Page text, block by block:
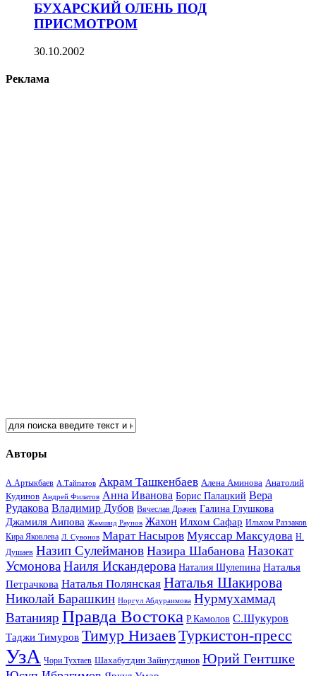
БУХАРСКИЙ ОЛЕНЬ ПОД
ПРИСМОТРОМ
30.10.2002
Реклама
Авторы
А.Артыкбаев А.Тайпатов Акрам Ташкенбаев Алена Аминова Анатолий
Кудинов Андрей Филатов Анна Иванова Борис Палацкий Вера
Рудакова Владимир Дубов Вячеслав Драчев Галина Глушкова
Джамиля Аипова Жамшид Раупов Жахон Илхом Сафар Ильхом Раззаков
Кира Яковлева Л. Сувонов Марат Насыров Муяссар Максудова Н.
Душаев Назип Сулейманов Назира Шабанова Назокат
УсмоноваНаиля Искандерова Наталия Шулепина Наталья
Петрачкова Наталья Полянская Наталья Шакирова
Николай Барашкин Норгул Абдураимова Нурмухаммад
Ватанияр Правда Востока Р.Камолов С.Шукуров
Таджи Тимуров Тимур НизаевТуркистон-пресс
УзА Чори Тухтаев Шахабутдин Зайнутдинов Юрий Гентшке